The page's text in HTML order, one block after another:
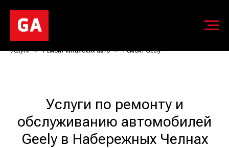
Услуги → Ремонт китайских авто → Ремонт Geely
Услуги по ремонту и
обслуживанию автомобилей
Geely в Набережных Челнах